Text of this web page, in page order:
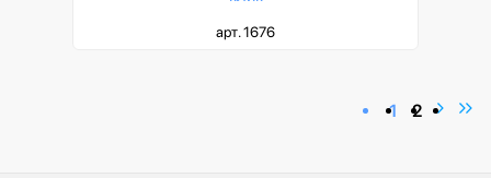
арт. 1676
1 2